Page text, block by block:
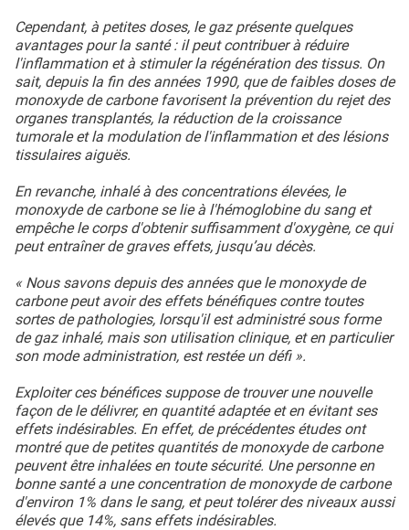
Cependant, à petites doses, le gaz présente quelques
avantages pour la santé : il peut contribuer à réduire
l'inflammation et à stimuler la régénération des tissus. On
sait, depuis la fin des années 1990, que de faibles doses de
monoxyde de carbone favorisent la prévention du rejet des
organes transplantés, la réduction de la croissance
tumorale et la modulation de l'inflammation et des lésions
tissulaires aiguës.
En revanche, inhalé à des concentrations élevées, le
monoxyde de carbone se lie à l'hémoglobine du sang et
empêche le corps d'obtenir suffisamment d'oxygène, ce qui
peut entraîner de graves effets, jusqu’au décès.
« Nous savons depuis des années que le monoxyde de
carbone peut avoir des effets bénéfiques contre toutes
sortes de pathologies, lorsqu'il est administré sous forme
de gaz inhalé, mais son utilisation clinique, et en particulier
son mode administration, est restée un défi ».
Exploiter ces bénéfices suppose de trouver une nouvelle
façon de le délivrer, en quantité adaptée et en évitant ses
effets indésirables. En effet, de précédentes études ont
montré que de petites quantités de monoxyde de carbone
peuvent être inhalées en toute sécurité. Une personne en
bonne santé a une concentration de monoxyde de carbone
d'environ 1% dans le sang, et peut tolérer des niveaux aussi
élevés que 14%, sans effets indésirables.